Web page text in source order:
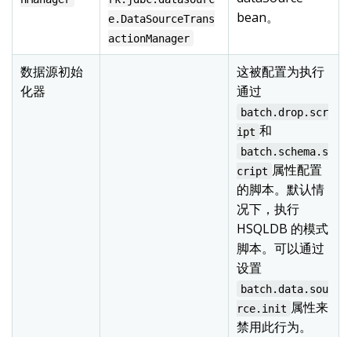
e.DataSourceTrans
actionManager
bean。
数据源初始
化器
这被配置为执行
通过
batch.drop.scr
ipt 和
batch.schema.s
cript 属性配置
的脚本。默认情
况下，执行
HSQLDB 的模式
脚本。可以通过
设置
batch.data.sou
rce.init 属性来
禁用此行为。